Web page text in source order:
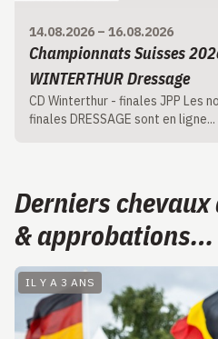
14.08.2026 – 16.08.2026
Championnats Suisses
WINTERTHUR Dressage
CD Winterthur - finales JPP Les
finales DRESSAGE sont en ligne...
Derniers chevaux
& approbations…
IL Y A 3 ANS